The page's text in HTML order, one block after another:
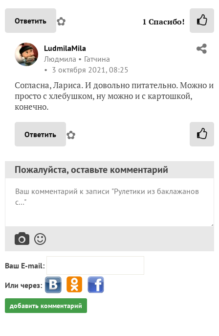
Ответить ✿ 1 Спасибо!
LudmilaMila
Людмила
Гатчина
3 октября 2021, 08:25
Согласна, Лариса. И довольно питательно. Можно и
просто с хлебушком, ну можно и с картошкой,
конечно.
Ответить ✿
Пожалуйста, оставьте комментарий
Ваш E-mail:
Или через:
добавить комментарий